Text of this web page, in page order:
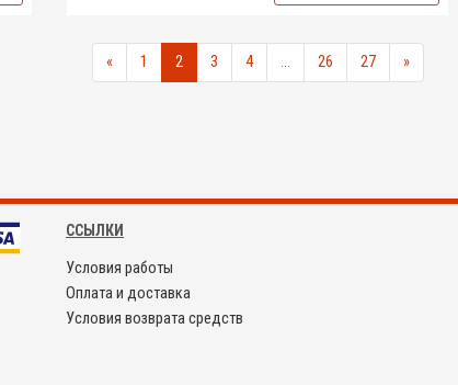
« 1 2 3 4 ... 26 27 »
ССЫЛКИ
Условия работы
Оплата и доставка
Условия возврата средств